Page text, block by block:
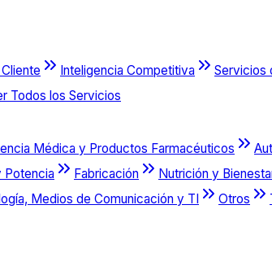
Inteligencia Competitiva Servicios
Todos los Servicios
Médica y Productos Farmacéuticos
Potencia Fabricación Nutrición y
Medios de Comunicación y TI Otros